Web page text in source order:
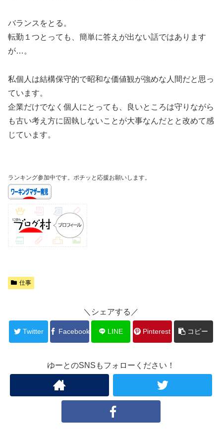
バランスをとる。
転勤１つとっても、簡単に答えが出ない話ではあります
が…。
私個人は結構保守的で昭和な価値観が強めな人間だと思っ
ています。
企業だけでなく個人にとっても、良いところは守りながら
も古い考え方に固執しないことが大事なんだとと改めて感
じています。
ランキング参加中です。ポチッと応援お願いします。
仕事
＼シェアする／
Twitter Facebook LINE Pinterest コピー
ゆーとのSNSもフォローください！